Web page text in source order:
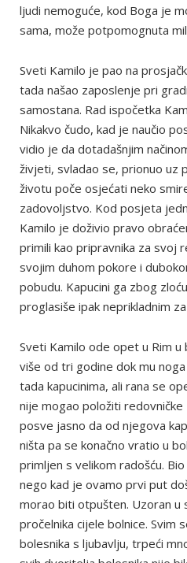
ljudi nemoguće, kod Boga je
sama, može potpomognuta
Sveti Kamilo je pao na
tada našao zaposlenje pri
samostana. Rad ispočetka
Nikakvo čudo, kad je naučio
vidio je da dotadašnjim
živjeti, svladao se, prionuo uz
životu poče osjećati neko
zadovoljstvo. Kod posjeta
Kamilo je doživio pravo
primili kao pripravnika za svoj
svojim duhom pokore i
pobudu. Kapucini ga zbog
proglasiše ipak neprikladnim
Sveti Kamilo ode opet u Rim u
više od tri godine dok mu
tada kapucinima, ali rana se
nije mogao položiti redovničke
posve jasno da od njegova
ništa pa se konačno vratio u
primljen s velikom radošću.
nego kad je ovamo prvi put
morao biti otpušten. Uzoran u
pročelnika cijele bolnice. Svim
bolesnika s ljubavlju, trpeći